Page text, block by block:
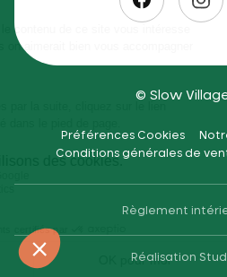
© Slow
Préférences Cookies
Conditions générales de
Règlement
Réalisation